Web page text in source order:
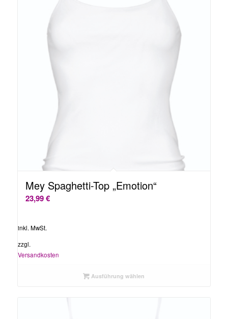
Mey Spaghetti-Top „Emotion“
23,99€
inkl. MwSt.
zzgl.
Versandkosten
Ausführung wählen